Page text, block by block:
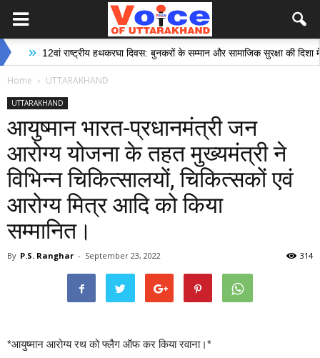
राष्ट्रीय हथकरघा दिवस: बुनकरों के सम्मान और सामाजिक सुरक्षा की दिशा में
Home UTTARAKHAND
UTTARAKHAND
आयुष्मान भारत-प्रधानमंत्री जन
आरोग्य योजना के तहत मुख्यमंत्री ने
विभिन्न चिकित्सालयों, चिकित्सकों एवं
आरोग्य मित्र आदि को किया
सम्मानित।
By P.S. Ranghar - September 23, 2022 314
*आयुष्मान आरोग्य रथ को फ्लैग ऑफ कर किया रवाना।*